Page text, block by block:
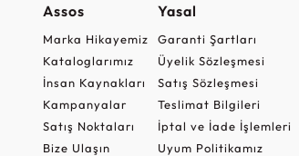
Assos
Marka Hikayemiz
Kataloglarımız
İnsan Kaynakları
Kampanyalar
Satış Noktaları
Bize Ulaşın
Yasal
Garanti Şartları
Üyelik Sözleşmesi
Satış Sözleşmesi
Teslimat Bilgileri
İptal ve İade İşlemleri
Uyum Politikamız